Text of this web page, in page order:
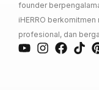
founder
iHERRO
profesional, dan